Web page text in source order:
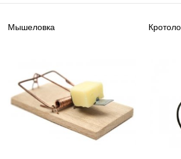
Мышеловка